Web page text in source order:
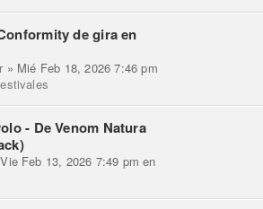
de gira en
» Mié Feb 18, 2026 7:46 pm
- De Venom Natura
Feb 13, 2026 7:49 pm en